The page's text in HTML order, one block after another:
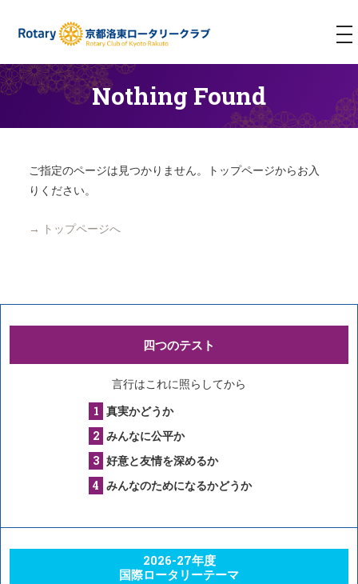
Nothing Found
ご指定のページは見つかりません。トップページからお入
りください。
→ トップページへ
四つのテスト
言行はこれに照らしてから
真実かどうか
みんなに公平か
好意と友情を深めるか
みんなのためになるかどうか
2026-27年度
国際ロータリーテーマ